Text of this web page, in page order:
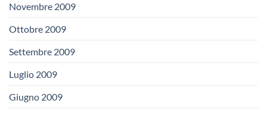
Novembre 2009
Ottobre 2009
Settembre 2009
Luglio 2009
Giugno 2009